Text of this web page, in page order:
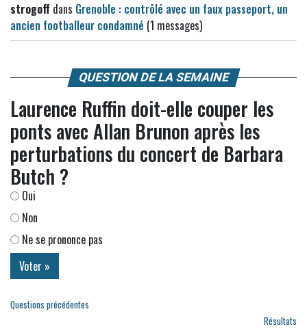
strogoff dans Grenoble : contrôlé avec un faux passeport, un
ancien footballeur condamné (1 messages)
QUESTION DE LA SEMAINE
Laurence Ruffin doit-elle couper les
ponts avec Allan Brunon après les
perturbations du concert de Barbara
Butch ?
Oui
Non
Ne se prononce pas
Questions précédentes
Résultats